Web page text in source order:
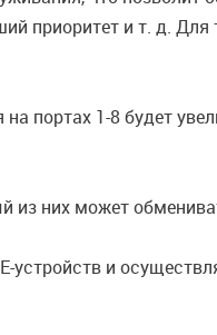
приоритет и т. д.
портах 1-8 будет
них может
и